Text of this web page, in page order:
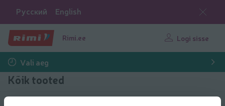
Русский English
Rimi.ee Logi sisse
Vali aeg
Kõik tooted